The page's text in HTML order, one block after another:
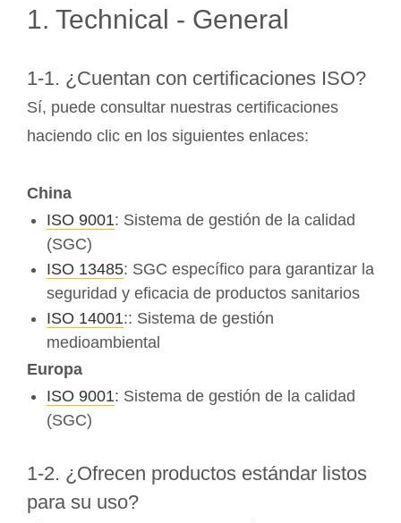
1. Technical - General
1-1. ¿Cuentan con certificaciones ISO?
Sí, puede consultar nuestras certificaciones
haciendo clic en los siguientes enlaces:
China
ISO 9001: Sistema de gestión de la calidad
(SGC)
ISO 13485: SGC específico para garantizar la
seguridad y eficacia de productos sanitarios
ISO 14001:: Sistema de gestión
medioambiental
Europa
ISO 9001: Sistema de gestión de la calidad
(SGC)
1-2. ¿Ofrecen productos estándar listos
para su uso?